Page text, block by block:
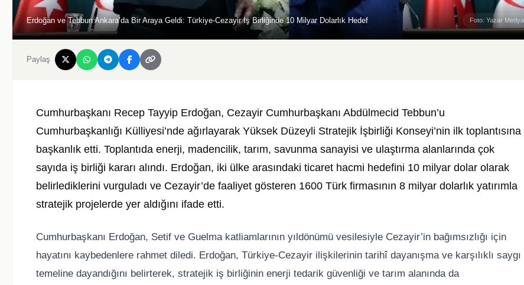
Erdoğan ve Tebbun Ankara’da Bir Araya Geldi: Türkiye-Cezayir İş Birliğinde 10 Milyar Dolarlık Hedef Foto: Yazar Medya
Paylaş
Cumhurbaşkanı Recep Tayyip Erdoğan, Cezayir Cumhurbaşkanı Abdülmecid Tebbun’u
Cumhurbaşkanlığı Külliyesi’nde ağırlayarak Yüksek Düzeyli Stratejik İşbirliği Konseyi’nin ilk toplantısına
başkanlık etti. Toplantıda enerji, madencilik, tarım, savunma sanayisi ve ulaştırma alanlarında çok
sayıda iş birliği kararı alındı. Erdoğan, iki ülke arasındaki ticaret hacmi hedefini 10 milyar dolar olarak
belirlediklerini vurguladı ve Cezayir’de faaliyet gösteren 1600 Türk firmasının 8 milyar dolarlık yatırımla
stratejik projelerde yer aldığını ifade etti.
Cumhurbaşkanı Erdoğan, Setif ve Guelma katliamlarının yıldönümü vesilesiyle Cezayir’in bağımsızlığı için
hayatını kaybedenlere rahmet diledi. Erdoğan, Türkiye-Cezayir ilişkilerinin tarihî dayanışma ve karşılıklı saygı
temeline dayandığını belirterek, stratejik iş birliğinin enerji tedarik güvenliği ve tarım alanında da